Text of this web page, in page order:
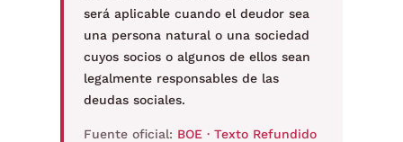
será aplicable cuando el deudor sea
una persona natural o una sociedad
cuyos socios o algunos de ellos sean
legalmente responsables de las
deudas sociales.
Fuente oficial: BOE · Texto Refundido